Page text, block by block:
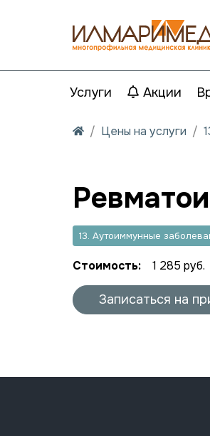
Услуги Акции
Цены на услуги
13. Аутоиммунные
Стоимость: 1 285 руб.
Записаться на